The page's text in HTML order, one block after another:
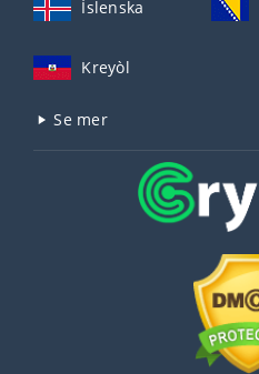
Íslenska
Kreyòl
Se mer